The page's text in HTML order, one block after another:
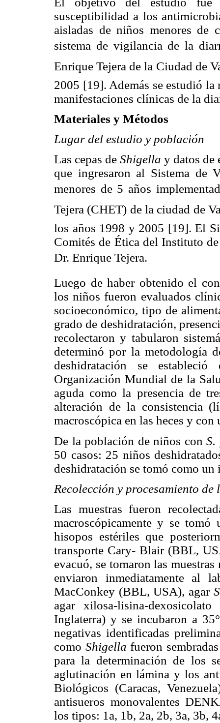
susceptibilidad a los
aisladas de niños menores de
sistema de vigilancia de la
Enrique Tejera de la Ciudad de
2005 [19]. Además se estudió la
manifestaciones clínicas de la
Materiales y Métodos
Lugar del estudio y población
Las cepas de Shigella y datos de
que ingresaron al Sistema de
menores de 5 años
Tejera (CHET) de la ciudad de
los años 1998 y 2005 [19]. El
Comités de Ética del Instituto
Dr. Enrique Tejera.
Luego de haber obtenido el
los niños fueron evaluados
socioeconómico, tipo de
grado de deshidratación,
recolectaron y tabularon
determinó por la metodología
deshidratación se
Organización Mundial de la
aguda como la presencia de
alteración de la consistencia
macroscópica en las heces y
De la población de niños conS.
50 casos: 25 niños
deshidratación se tomó como
Recolección y procesamiento de
Las muestras fueron
macroscópicamente y se tomó
hisopos estériles que
transporte Cary- Blair (BBL,
evacuó, se tomaron las
enviaron inmediatamente al
MacConkey (BBL, USA), agar
agar xilosa-lisina-
Inglaterra) y se incubaron a
negativas identificadas
como Shigella fueron
para la determinación de los
aglutinación en lámina y los
Biológicos (Caracas,
antisueros monovalentes
los tipos: 1a, 1b, 2a, 2b, 3a, 3b,